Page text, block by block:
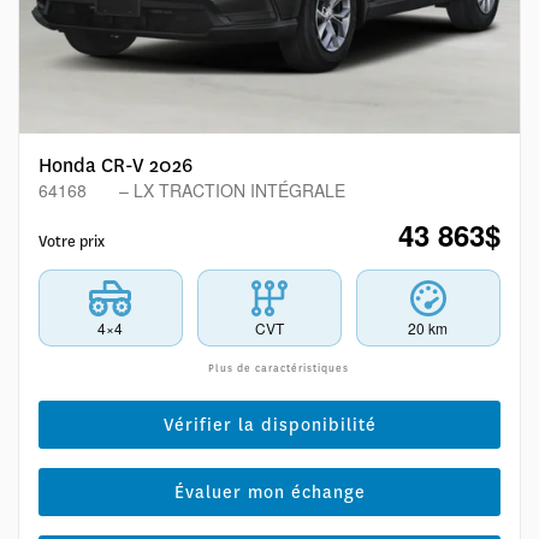
Honda CR-V 2026
64168 – LX TRACTION INTÉGRALE
Votre prix 43 863$
4×4 CVT 20 km
Plus de caractéristiques
Vérifier la disponibilité
Évaluer mon échange